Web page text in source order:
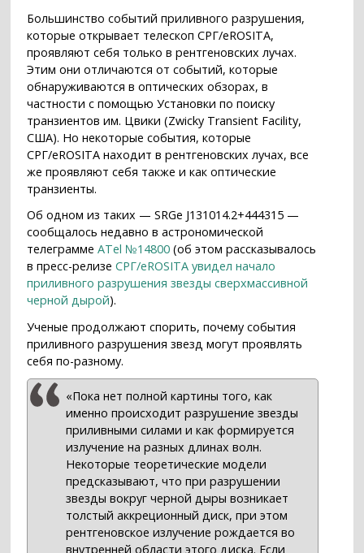
Большинство событий приливного разрушения,
которые открывает телескоп СРГ/eROSITA,
проявляют себя только в рентгеновских лучах.
Этим они отличаются от событий, которые
обнаруживаются в оптических обзорах, в
частности с помощью Установки по поиску
транзиентов им. Цвики (Zwicky Transient Facility,
США). Но некоторые события, которые
СРГ/eROSITA находит в рентгеновских лучах, все
же проявляют себя также и как оптические
транзиенты.
Об одном из таких — SRGe J131014.2+444315 —
сообщалось недавно в астрономической
телеграммеATel №14800 (об этом рассказывалось
в пресс-релизеСРГ/eROSITA увидел начало
приливного разрушения звезды сверхмассивной
черной дырой).
Ученые продолжают спорить, почему события
приливного разрушения звезд могут проявлять
себя по-разному.
«Пока нет полной картины того, как
именно происходит разрушение звезды
приливными силами и как формируется
излучение на разных длинах волн.
Некоторые теоретические модели
предсказывают, что при разрушении
звезды вокруг черной дыры возникает
толстый аккреционный диск, при этом
рентгеновское излучение рождается во
внутренней области этого диска. Если